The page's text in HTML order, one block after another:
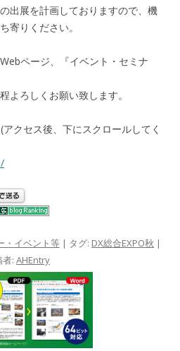
出展を計画しておりますので、機
寄りください。
ページ、『イベント・セミナ
よろしくお願い致します。
クセス後、下にスクロールしてく
・イベント等 | タグ: DX総合EXPO秋 |
者: AHEntry